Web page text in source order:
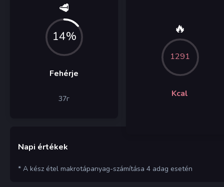
🥩
14%
Fehérje
37г
🔥
1291
Kcal
Napi értékek
* A kész étel makrotápanyag-számítása 4 adag esetén